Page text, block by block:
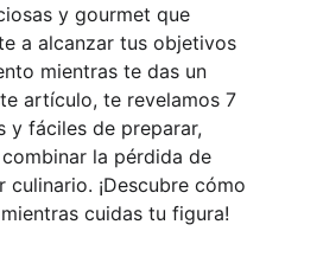
y gourmet que
a alcanzar tus objetivos
mientras te das un
artículo, te revelamos 7
y fáciles de preparar,
la pérdida de
culinario. ¡Descubre cómo
cuidas tu figura!